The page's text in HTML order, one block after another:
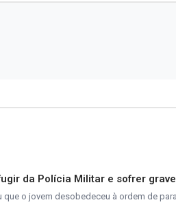
da Polícia Militar e sofrer
que o jovem desobedeceu à ordem de